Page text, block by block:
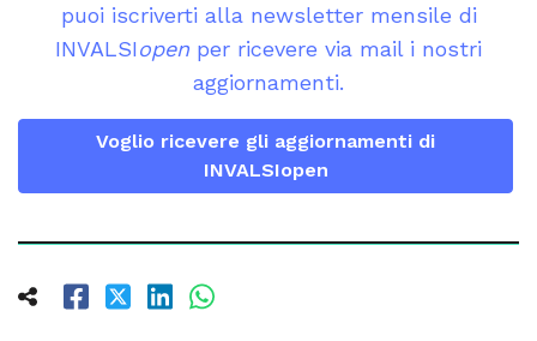
puoi iscriverti alla newsletter mensile di
INVALSIopen per ricevere via mail i nostri
aggiornamenti.
Voglio ricevere gli aggiornamenti di
INVALSIopen